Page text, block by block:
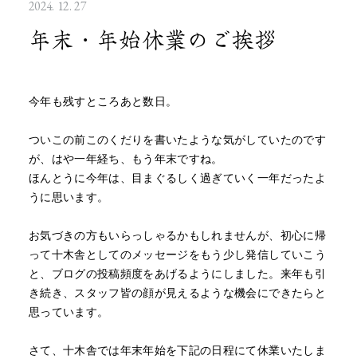
2024. 12. 27
年末・年始休業のご挨拶
今年も残すところあと数日。
ついこの前このくだりを書いたような気がしていたのです
が、はや一年経ち、もう年末ですね。
ほんとうに今年は、目まぐるしく過ぎていく一年だったよ
うに思います。
お気づきの方もいらっしゃるかもしれませんが、初心に帰
って十木舎としてのメッセージをもう少し発信していこう
と、ブログの投稿頻度をあげるようにしました。来年も引
き続き、スタッフ皆の顔が見えるような機会にできたらと
思っています。
さて、十木舎では年末年始を下記の日程にて休業いたしま